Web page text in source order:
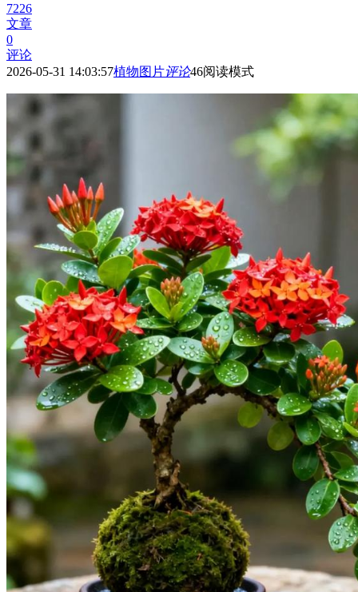
7226
文章
0
评论
2026-05-31 14:03:57植物图片评论46阅读模式